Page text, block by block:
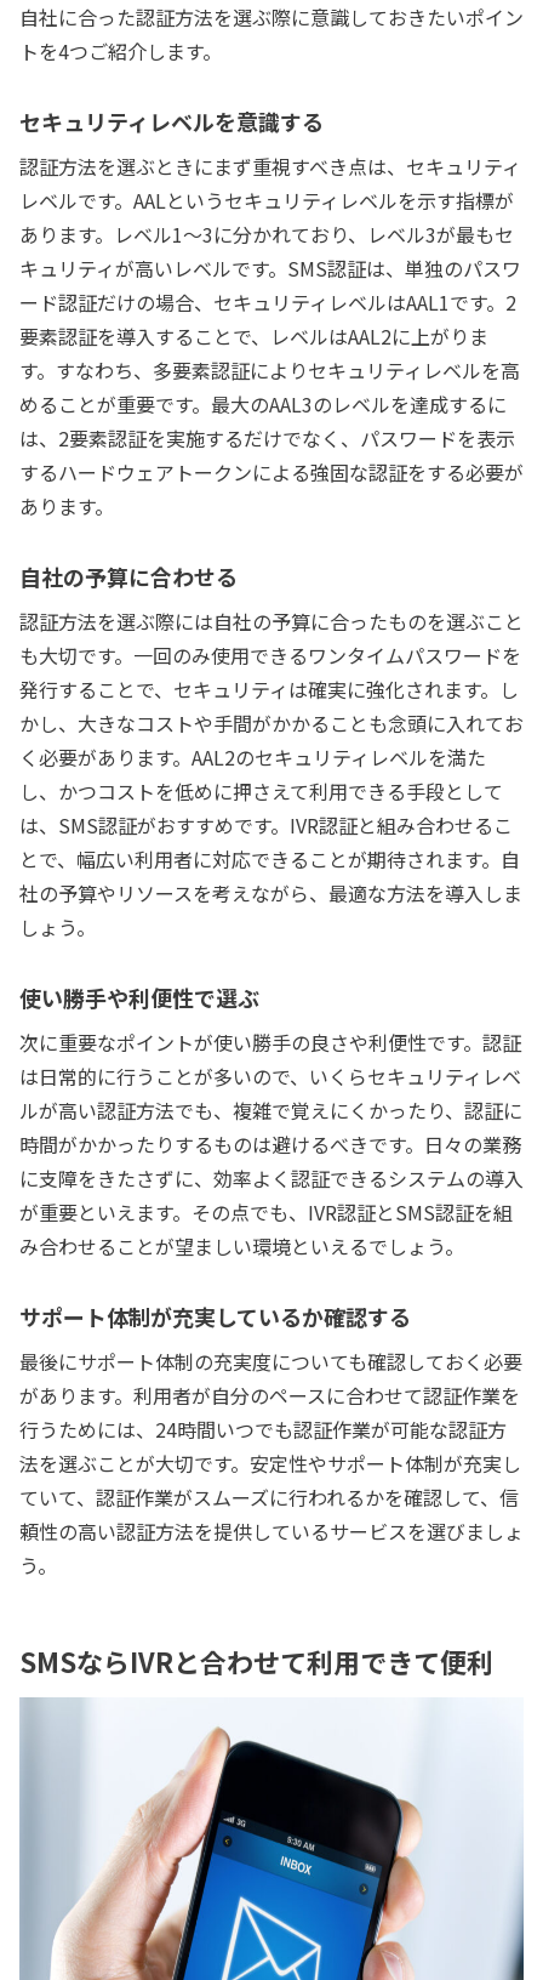
自社に合った認証方法を選ぶ際に意識しておきたいポイン
トを4つご紹介します。
セキュリティレベルを意識する
認証方法を選ぶときにまず重視すべき点は、セキュリティ
レベルです。AALというセキュリティレベルを示す指標が
あります。レベル1〜3に分かれており、レベル3が最もセ
キュリティが高いレベルです。SMS認証は、単独のパスワ
ード認証だけの場合、セキュリティレベルはAAL1です。2
要素認証を導入することで、レベルはAAL2に上がりま
す。すなわち、多要素認証によりセキュリティレベルを高
めることが重要です。最大のAAL3のレベルを達成するに
は、2要素認証を実施するだけでなく、パスワードを表示
するハードウェアトークンによる強固な認証をする必要が
あります。
自社の予算に合わせる
認証方法を選ぶ際には自社の予算に合ったものを選ぶこと
も大切です。一回のみ使用できるワンタイムパスワードを
発行することで、セキュリティは確実に強化されます。し
かし、大きなコストや手間がかかることも念頭に入れてお
く必要があります。AAL2のセキュリティレベルを満た
し、かつコストを低めに押さえて利用できる手段として
は、SMS認証がおすすめです。IVR認証と組み合わせるこ
とで、幅広い利用者に対応できることが期待されます。自
社の予算やリソースを考えながら、最適な方法を導入しま
しょう。
使い勝手や利便性で選ぶ
次に重要なポイントが使い勝手の良さや利便性です。認証
は日常的に行うことが多いので、いくらセキュリティレベ
ルが高い認証方法でも、複雑で覚えにくかったり、認証に
時間がかかったりするものは避けるべきです。日々の業務
に支障をきたさずに、効率よく認証できるシステムの導入
が重要といえます。その点でも、IVR認証とSMS認証を組
み合わせることが望ましい環境といえるでしょう。
サポート体制が充実しているか確認する
最後にサポート体制の充実度についても確認しておく必要
があります。利用者が自分のペースに合わせて認証作業を
行うためには、24時間いつでも認証作業が可能な認証方
法を選ぶことが大切です。安定性やサポート体制が充実し
ていて、認証作業がスムーズに行われるかを確認して、信
頼性の高い認証方法を提供しているサービスを選びましょ
う。
SMSならIVRと合わせて利用できて便利